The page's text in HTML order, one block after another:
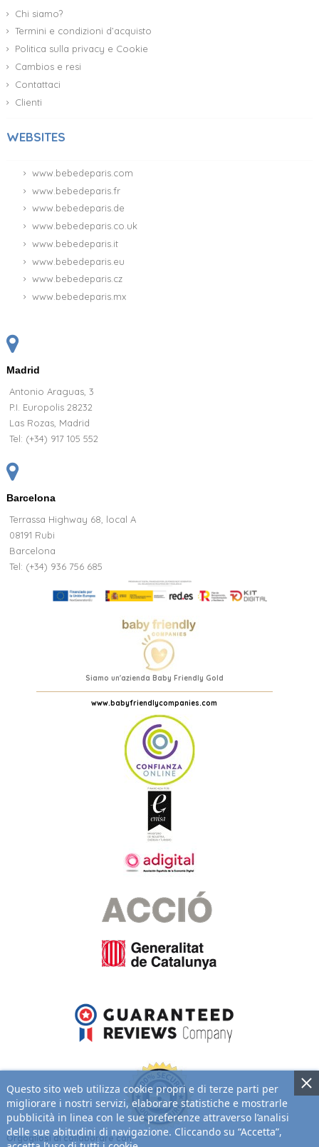
Chi siamo?
Termini e condizioni d’acquisto
Politica sulla privacy e Cookie
Cambios e resi
Contattaci
Clienti
WEBSITES
www.bebedeparis.com
www.bebedeparis.fr
www.bebedeparis.de
www.bebedeparis.co.uk
www.bebedeparis.it
www.bebedeparis.eu
www.bebedeparis.cz
www.bebedeparis.mx
Madrid
Antonio Araguas, 3
P.I. Europolis 28232
Las Rozas, Madrid
Tel: (+34) 917 105 552
Barcelona
Terrassa Highway 68, local A
08191 Rubi
Barcelona
Tel: (+34) 936 756 685
Siamo un'azienda Baby Friendly Gold
www.babyfriendlycompanies.com
Orgogliosi di collaborare con:
Questo sito web utilizza cookie propri e di terze parti per
migliorare i nostri servizi, elaborare statistiche e mostrarle
pubblicità in linea con le sue preferenze attraverso l’analisi
delle sue abitudini di navigazione. Cliccando su “Accetta”,